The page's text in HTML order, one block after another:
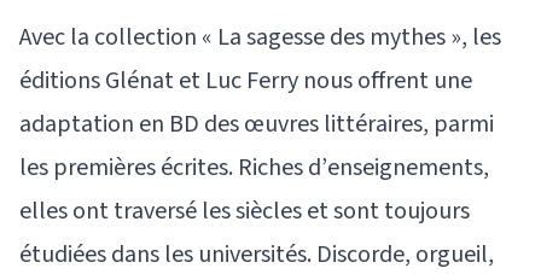
Avec la collection « La sagesse des mythes », les
éditions Glénat et Luc Ferry nous offrent une
adaptation en BD des œuvres littéraires, parmi
les premières écrites. Riches d’enseignements,
elles ont traversé les siècles et sont toujours
étudiées dans les universités. Discorde, orgueil,